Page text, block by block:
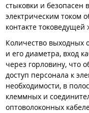
стыковки и
электрическим током
контакте
Количество выходных
и его диаметра, вход
через горловину, что
доступ персонала к
необходимости, в
клеммных и
оптоволоконных